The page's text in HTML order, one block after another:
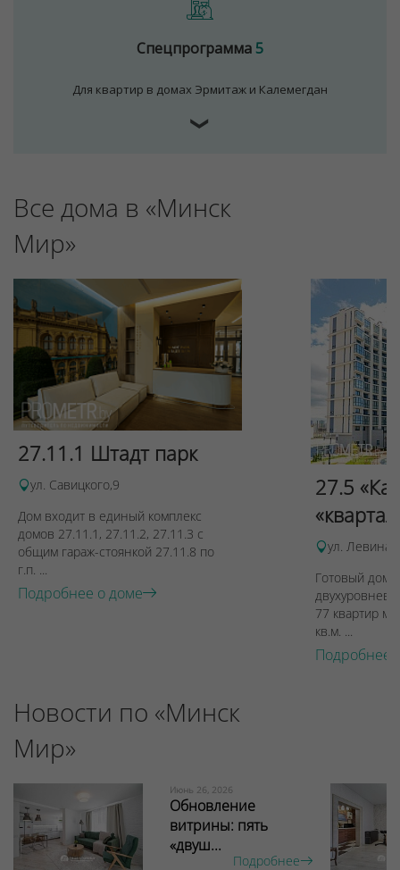
Спецпрограмма5
Для квартир в домах Эрмитаж и Калемегдан
❯
Все дома в «Минск
Мир»
27.11.1 Штадт парк
ул. Савицкого,9
Дом входит в единый комплекс
домов 27.11.1, 27.11.2, 27.11.3 с
общим гараж-стоянкой 27.11.8 по
г.п. ...
Подробнее о доме
27.5
ул. Левина,
Готовый дом
77 квартир
кв.м. ...
Подробнее
Новости по «Минск
Мир»
Июнь 26, 2026
Обновление
витрины: пять
«двуш...
Подробнее